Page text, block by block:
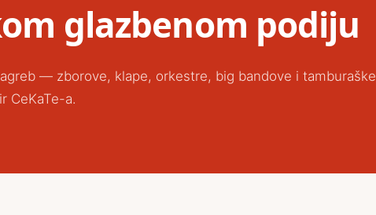
glazbenom podiju
— zborove, klape, orkestre, big bandove i tamburaške
CeKaTe-a.